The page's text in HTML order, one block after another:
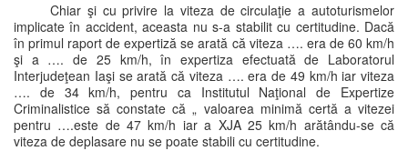
Chiar şi cu privire la viteza de circulaţie a autoturismelor
implicate în accident, aceasta nu s-a stabilit cu certitudine. Dacă
în primul raport de expertiză se arată că viteza …. era de 60 km/h
şi a …. de 25 km/h, în expertiza efectuată de Laboratorul
Interjudeţean Iaşi se arată că viteza …. era de 49 km/h iar viteza
…. de 34 km/h, pentru ca Institutul Naţional de Expertize
Criminalistice să constate că „ valoarea minimă certă a vitezei
pentru ….este de 47 km/h iar a XJA 25 km/h arătându-se că
viteza de deplasare nu se poate stabili cu certitudine.